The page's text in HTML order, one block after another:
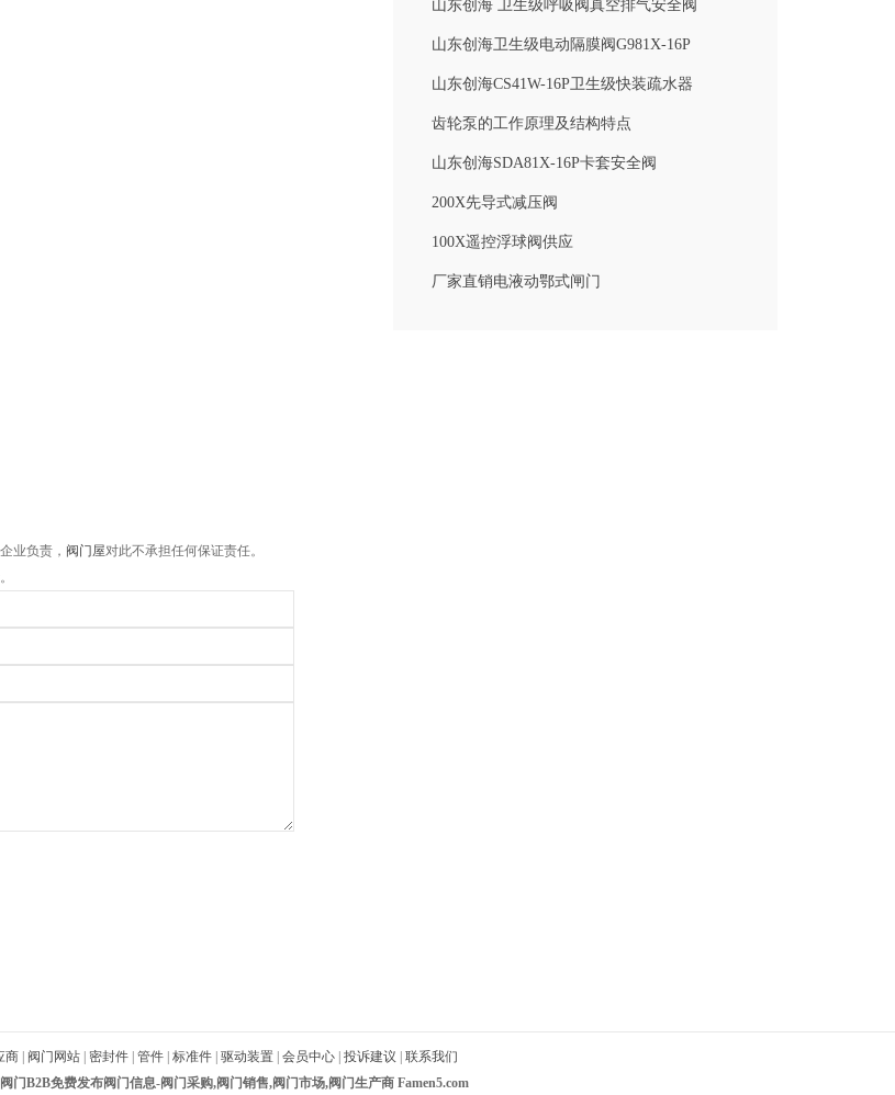
业负责， 阀门屋对此不承担任何保证责任。
山东创海 卫生级呼吸阀真空排气安全阀
山东创海卫生级电动隔膜阀G981X-16P
山东创海CS41W-16P卫生级快装疏水器
齿轮泵的工作原理及结构特点
山东创海SDA81X-16P卡套安全阀
200X先导式减压阀
100X遥控浮球阀供应
厂家直销电液动鄂式闸门
商 阀门网站 密封件 管件 标准件 驱动装置 会员中心 投诉建议
联系我们
门B2B免费发布阀门信息-阀门采购,阀门销售,阀门市场,阀门生产商 Famen5.com